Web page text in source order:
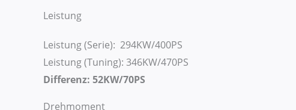
Leistung
Leistung (Serie): 294KW/400PS
Leistung (Tuning): 346KW/470PS
Differenz: 52KW/70PS
Drehmoment